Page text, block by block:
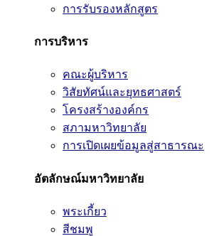
การรับรองหลักสูตร
การบริหาร
คณะผู้บริหาร
วิสัยทัศน์และยุทธศาสตร์
โครงสร้างองค์กร
สภามหาวิทยาลัย
การเปิดเผยข้อมูลสู่สาธารณะ
อัตลักษณ์มหาวิทยาลัย
พระเกี้ยว
สีชมพู